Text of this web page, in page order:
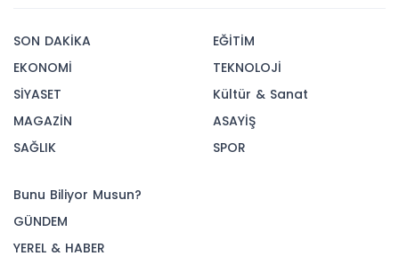
SON DAKİKA
EKONOMİ
SİYASET
MAGAZİN
SAĞLIK
EĞİTİM
TEKNOLOJİ
Kültür & Sanat
ASAYİŞ
SPOR
Bunu Biliyor Musun?
GÜNDEM
YEREL & HABER